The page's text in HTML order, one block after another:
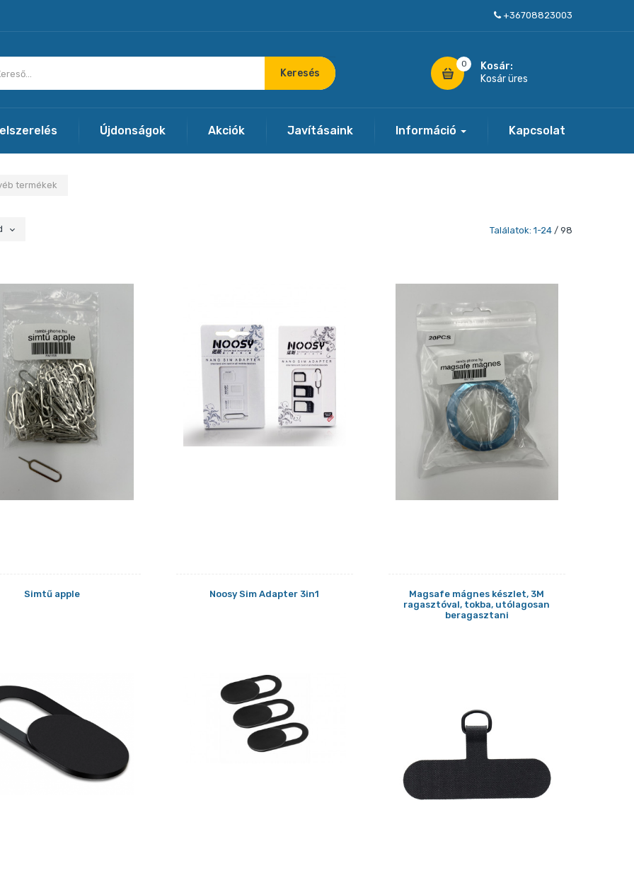
+36708823003
Keresés
0
Kosár:
Kosár üres
Újdonságok Akciók Javításaink Információ Kapcsolat
termékek
Találatok: 1-24 / 98
Simtű apple Noosy Sim Adapter 3in1
Magsafe mágnes készlet, 3M
ragasztóval, tokba, utólagosan
beragasztani